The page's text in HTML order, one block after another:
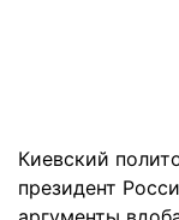
Киевский
президент